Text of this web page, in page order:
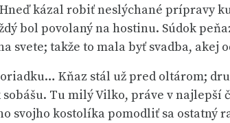
kázal robiť neslýchané prípravy
bol povolaný na hostinu. Súdok
svete; takže to mala byť svadba, akej
Kňaz stál už pred oltárom;
Tu milý Vilko, práve v
svojho kostolíka pomodliť sa ostatný